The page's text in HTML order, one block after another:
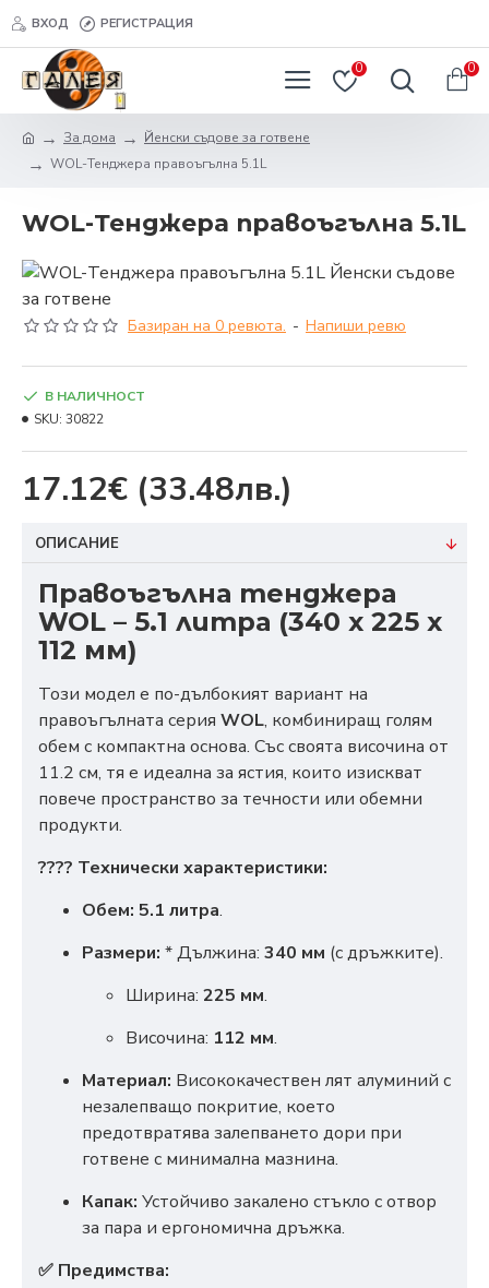
ВХОД РЕГИСТРАЦИЯ
0 0
За дома
Йенски съдове за готвене
WOL-Тенджера правоъгълна 5.1L
WOL-Тенджера правоъгълна 5.1L
Базиран на 0 ревюта. - Напиши ревю
17.12€ (33.48лв.)
В НАЛИЧНОСТ
SKU: 30822
ОПИСАНИЕ
Правоъгълна тенджера
WOL – 5.1 литра (340 x 225 x
112 мм)
Този модел е по-дълбокият вариант на
правоъгълната серия WOL, комбиниращ голям
обем с компактна основа. Със своята височина от
11.2 см, тя е идеална за ястия, които изискват
повече пространство за течности или обемни
продукти.
???? Технически характеристики:
Обем: 5.1 литра.
Размери: * Дължина: 340 мм (с дръжките).
Ширина: 225 мм.
Височина: 112 мм.
Материал: Висококачествен лят алуминий с
незалепващо покритие, което
предотвратява залепването дори при
готвене с минимална мазнина.
Капак: Устойчиво закалено стъкло с отвор
за пара и ергономична дръжка.
✅ Предимства: